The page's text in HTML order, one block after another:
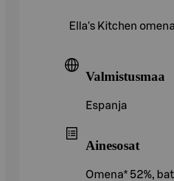
Ella's Kitchen
Valmistusmaa
Espanja
Ainesosat
Omena* 52%,